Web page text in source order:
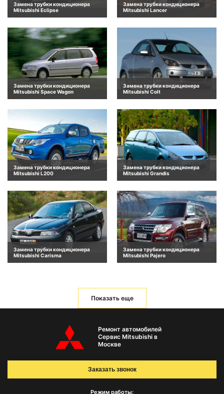
Замена трубки кондиционера
Mitsubishi Eclipse
Замена трубки кондиционера
Mitsubishi Lancer
Замена трубки кондиционера
Mitsubishi Space Wagon
Замена трубки кондиционера
Mitsubishi Colt
Замена трубки кондиционера
Mitsubishi L200
Замена трубки кондиционера
Mitsubishi Grandis
Замена трубки кондиционера
Mitsubishi Carisma
Замена трубки кондиционера
Mitsubishi Pajero
Показать еще
Ремонт автомобилей
Сервис Mitsubishi в
Москве
Режим работы:
Заказать звонок